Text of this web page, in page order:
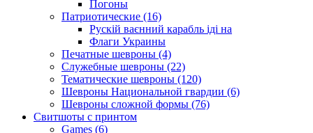
Погоны
Патриотические (16)
Рускій ваєнний карабль іді на
Флаги Украины
Печатные шевроны (4)
Служебные шевроны (22)
Тематические шевроны (120)
Шевроны Национальной гвардии (6)
Шевроны сложной формы (76)
Свитшоты с принтом
Games (6)